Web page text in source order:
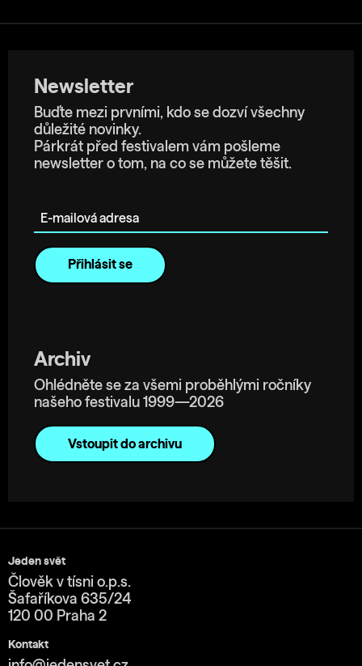
Newsletter
Buďte mezi prvními, kdo se dozví všechny
důležité novinky.
Párkrát před festivalem vám pošleme
newsletter o tom, na co se můžete těšit.
Archiv
Ohlédněte se za všemi proběhlými ročníky
našeho festivalu 1999—2026
Vstoupit do archivu
Jeden svět
Člověk v tísni o.p.s.
Šafaříkova 635/24
120 00 Praha 2
Kontakt